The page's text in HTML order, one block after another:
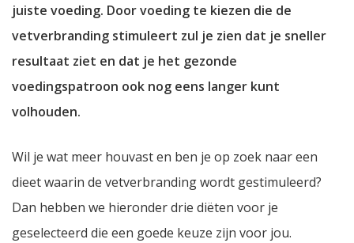
juiste voeding. Door voeding te kiezen die de
vetverbranding stimuleert zul je zien dat je sneller
resultaat ziet en dat je het gezonde
voedingspatroon ook nog eens langer kunt
volhouden.
Wil je wat meer houvast en ben je op zoek naar een
dieet waarin de vetverbranding wordt gestimuleerd?
Dan hebben we hieronder drie diëten voor je
geselecteerd die een goede keuze zijn voor jou.